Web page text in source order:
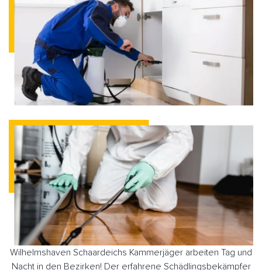
Wilhelmshaven Schaardeichs Kammerjäger arbeiten Tag und
Nacht in den Bezirken! Der erfahrene Schädlingsbekämpfer